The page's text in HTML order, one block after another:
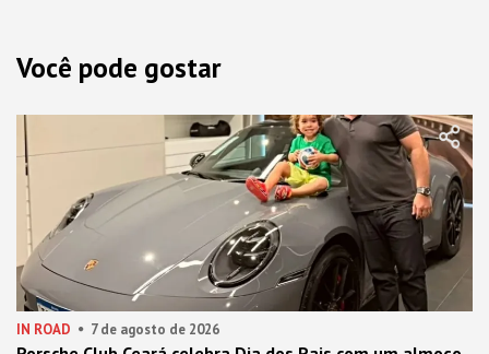
Você pode gostar
IN ROAD 7 de agosto de 2026